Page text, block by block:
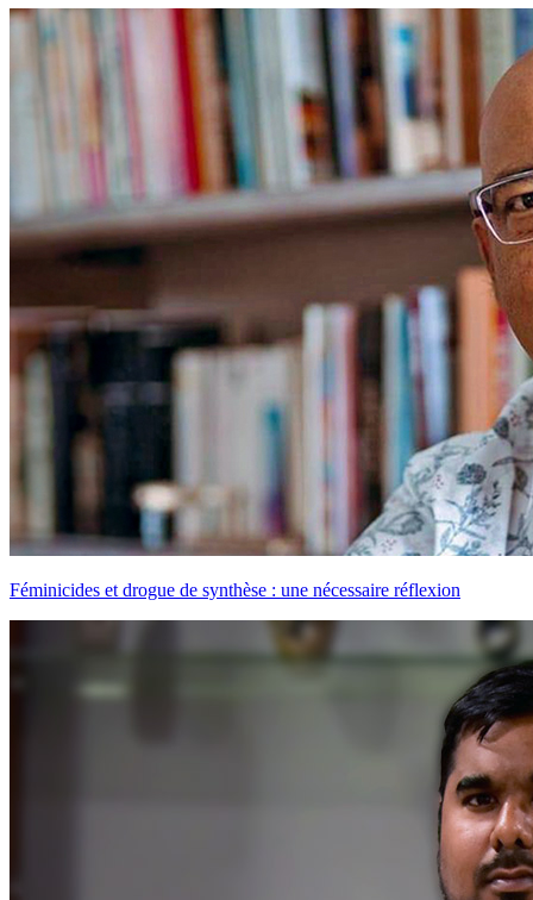
Féminicides et drogue de synthèse : une nécessaire réflexion